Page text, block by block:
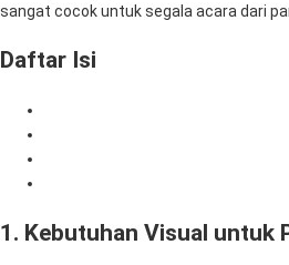
sangat cocok untuk segala acara dari
Daftar Isi
1. Kebutuhan Visual untuk